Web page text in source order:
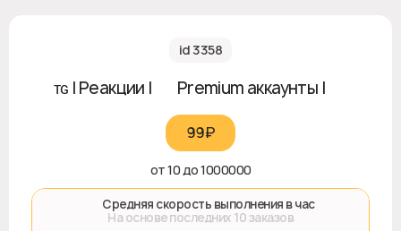
id 3358
ᴛɢ | Реакции | ⭐️ Premium аккаунты | ❤️‍🔥
99₽‎
от 10 до 1000000
🚀 Средняя скорость выполнения в час
На основе последних 10 заказов